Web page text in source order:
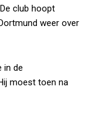
club hoopt
weer over
in de
moest toen na